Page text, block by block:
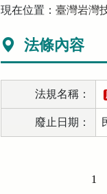
現在位置：臺灣岩灣
法條內容
法規名稱：
廢止日期：
1